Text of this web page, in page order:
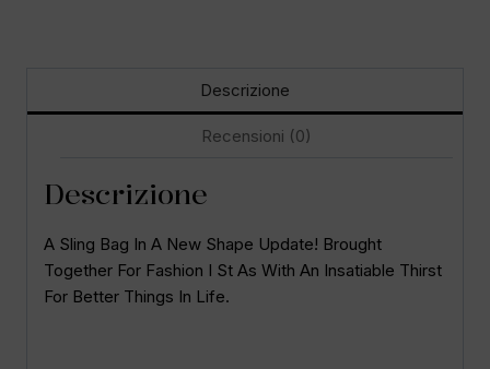
Descrizione
Recensioni (0)
Descrizione
A Sling Bag In A New Shape Update! Brought
Together For Fashion I St As With An Insatiable Thirst
For Better Things In Life.